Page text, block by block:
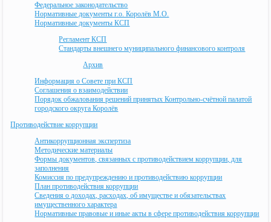
Федеральное законодательство
Нормативные документы г.о. Королёв М.О.
Нормативные документы КСП
Регламент КСП
Стандарты внешнего муниципального финансового контроля
Архив
Информация о Совете при КСП
Соглашения о взаимодействии
Порядок обжалования решений принятых Контрольно-счётной палатой
городского округа Королёв
Противодействие коррупции
Антикоррупционная экспертиза
Методические материалы
Формы документов, связанных с противодействием коррупции, для
заполнения
Комиссия по предупреждению и противодействию коррупции
План противодействия коррупции
Сведения о доходах, расходах, об имуществе и обязательствах
имущественного характера
Нормативные правовые и иные акты в сфере противодействия коррупции